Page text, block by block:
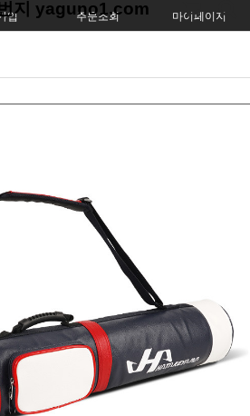
입 주문조회 마이페이지
지 yaguno1.com